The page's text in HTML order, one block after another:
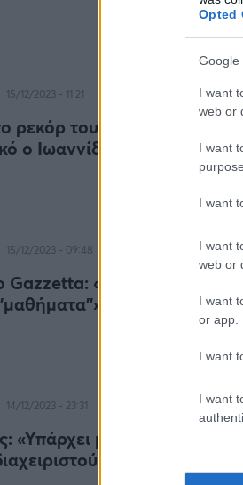
Opted
Google
I want
web or
I want
I want
I want
web or
I want
or app.
I want
I want
15/12/2023 - 11:21
ρεκόρ του Αντωνιάδη με τον
ο Ιωαννίδης
15/12/2023 - 09:48
Gazzetta: «Δεχθήκαμε δύο
14/12/2023 - 23:31
«Υπάρχει μεγάλη